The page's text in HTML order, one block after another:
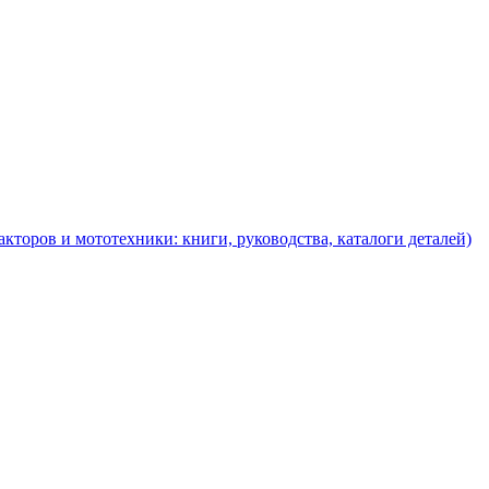
и мототехники: книги, руководства, каталоги деталей)